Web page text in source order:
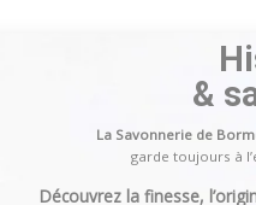
&
La Savonnerie de
garde toujours à
Découvrez la finesse,